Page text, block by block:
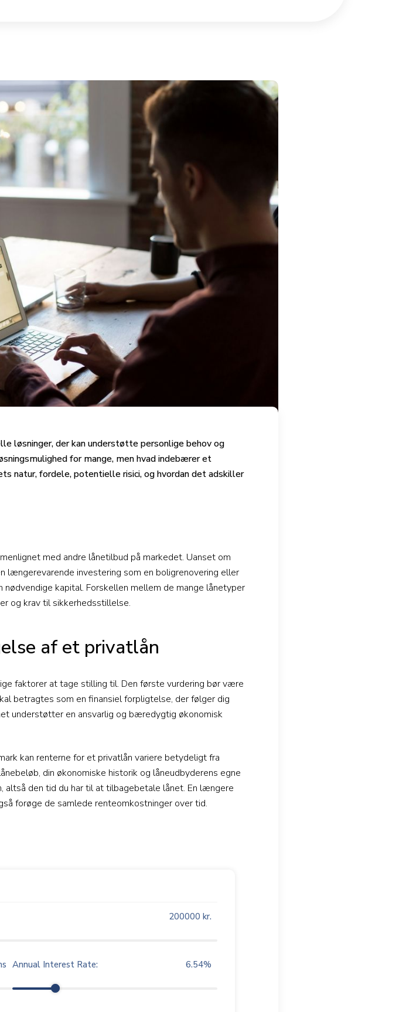
løsninger, der kan understøtte personlige behov og
for mange, men hvad indebærer et
natur, fordele, potentielle risici, og hvordan det adskiller
med andre lånetilbud på markedet. Uanset om
længerevarende investering som en boligrenovering eller
nødvendige kapital. Forskellen mellem de mange lånetyper
og krav til sikkerhedsstillelse.
af et privatlån
faktorer at tage stilling til. Den første vurdering bør være
betragtes som en finansiel forpligtelse, der følger dig
understøtter en ansvarlig og bæredygtig økonomisk
kan renterne for et privatlån variere betydeligt fra
din økonomiske historik og låneudbyderens egne
altså den tid du har til at tilbagebetale lånet. En længere
forøge de samlede renteomkostninger over tid.
200000 kr.
Annual Interest Rate: 6.54%